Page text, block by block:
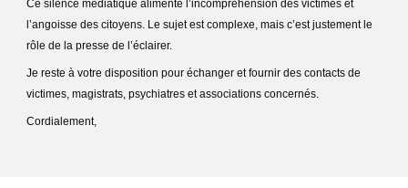
Ce silence médiatique alimente l’incompréhension des victimes et
l’angoisse des citoyens. Le sujet est complexe, mais c’est justement le
rôle de la presse de l’éclairer.
Je reste à votre disposition pour échanger et fournir des contacts de
victimes, magistrats, psychiatres et associations concernés.
Cordialement,